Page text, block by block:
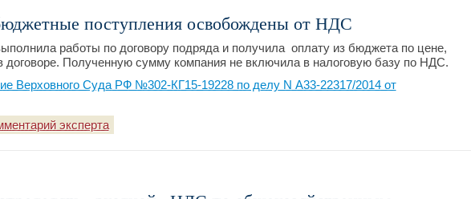
поступления освобождены от НДС
работы по договору подряда и получила оплату из бюджета по цене,
договоре. Полученную сумму компания не включила в налоговую базу по НДС.
Верховного Суда РФ №302-КГ15-19228 по делу N А33-22317/2014 от
эксперта